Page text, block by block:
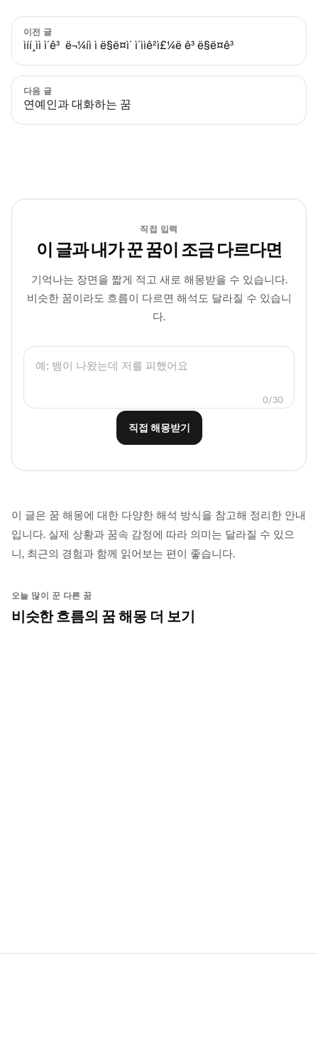
이전 글
ìíí¸ìì ì´ê³ ë¬¼íì ì ë§ë¤ì´ ì´ììê²ì£¼ë ê³ ë§ë¤ê³
다음 글
연예인과 대화하는 꿈
직접 입력
이 글과 내가 꾼 꿈이 조금 다르다면
기억나는 장면을 짧게 적고 새로 해몽받을 수 있습니다.
비슷한 꿈이라도 흐름이 다르면 해석도 달라질 수 있습니
다.
0/30
직접 해몽받기
이 글은 꿈 해몽에 대한 다양한 해석 방식을 참고해 정리한 안내
입니다. 실제 상황과 꿈속 감정에 따라 의미는 달라질 수 있으
니, 최근의 경험과 함께 읽어보는 편이 좋습니다.
오늘 많이 꾼 다른 꿈
비슷한 흐름의 꿈 해몽 더 보기